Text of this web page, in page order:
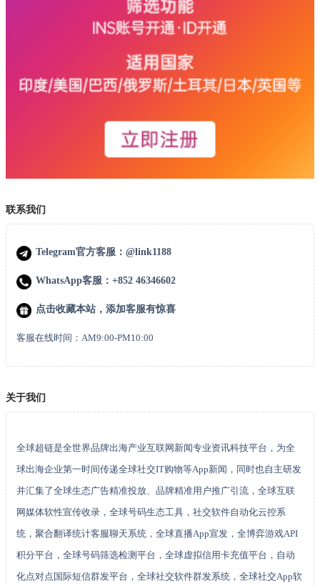
联系我们
Telegram官方客服：@link1188
WhatsApp客服：+852 46346602
点击收藏本站，添加客服有惊喜
客服在线时间：AM9:00-PM10:00
关于我们
全球超链是全世界品牌出海产业互联网新闻专业资讯科技平台，为全
球出海企业第一时间传递全球社交IT购物等App新闻，同时也自主研发
并汇集了全球生态广告精准投放、品牌精准用户推广引流，全球互联
网媒体软性宣传收录，全球号码生态工具，社交软件自动化云控系
统，聚合翻译统计客服聊天系统，全球直播App宣发，全博弈游戏API
积分平台，全球号码筛选检测平台，全球虚拟信用卡充值平台，自动
化点对点国际短信群发平台，全球社交软件群发系统，全球社交App软